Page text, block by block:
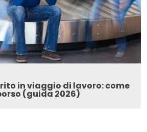
in viaggio di lavoro: come
(guida 2026)